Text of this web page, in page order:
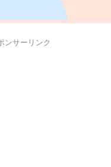
ンサーリンク